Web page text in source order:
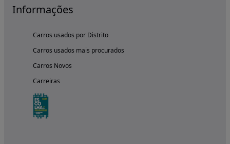
Informações
Carros usados por Distrito
Carros usados mais procurados
Carros Novos
Carreiras